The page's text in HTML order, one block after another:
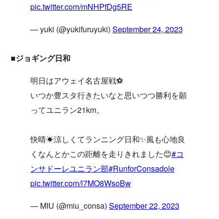
pic.twitter.com/mNHPfDg5RE
— yuki (@yukifuruyuki) September 24, 2023
■ジョギング日和
明日はアウェイ名古屋戦⚽
いつか豊スタ行きたいなと思いつつ勝利を願
ってユニラン21km。
快晴☀涼しくてランニング日和✨風も心地良
くなんとかこの距離を走りきれました😊#コ
ンサドーレユニラン部#RunforConsadole
pic.twitter.com/l7MO8WsoBw
— MIU (@miu_consa) September 22, 2023